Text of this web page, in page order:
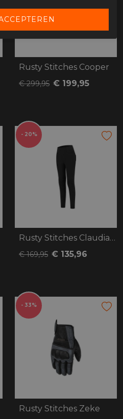
Rusty Stitches Cooper
€ 299,95 € 199,95
- 20%
Rusty Stitches Claudia V2
€ 169,95 € 135,96
- 33%
Rusty Stitches Zeke